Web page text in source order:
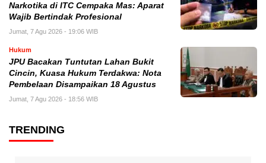
Narkotika di ITC Cempaka Mas: Aparat
Wajib Bertindak Profesional
Jumat, 7 Agu 2026 - 19:06 WIB
Hukum
JPU Bacakan Tuntutan Lahan Bukit
Cincin, Kuasa Hukum Terdakwa: Nota
Pembelaan Disampaikan 18 Agustus
Jumat, 7 Agu 2026 - 18:56 WIB
TRENDING